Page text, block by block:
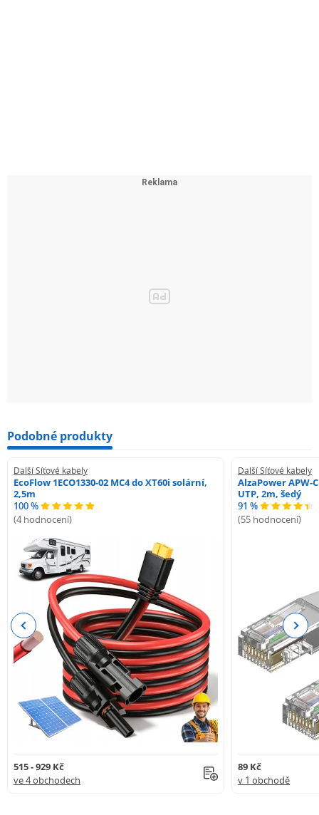
Podobné produkty
Další Síťové kabely
EcoFlow 1ECO1330-02 MC4 do XT60i solární,
2,5m
100 %
(4 hodnocení)
515 - 929 Kč
ve 4 obchodech
Další Síťové kabely
AlzaPower APW-
UTP, 2m, šedý
91 %
(55 hodnocení)
89 Kč
v 1 obchodě
Previous Next